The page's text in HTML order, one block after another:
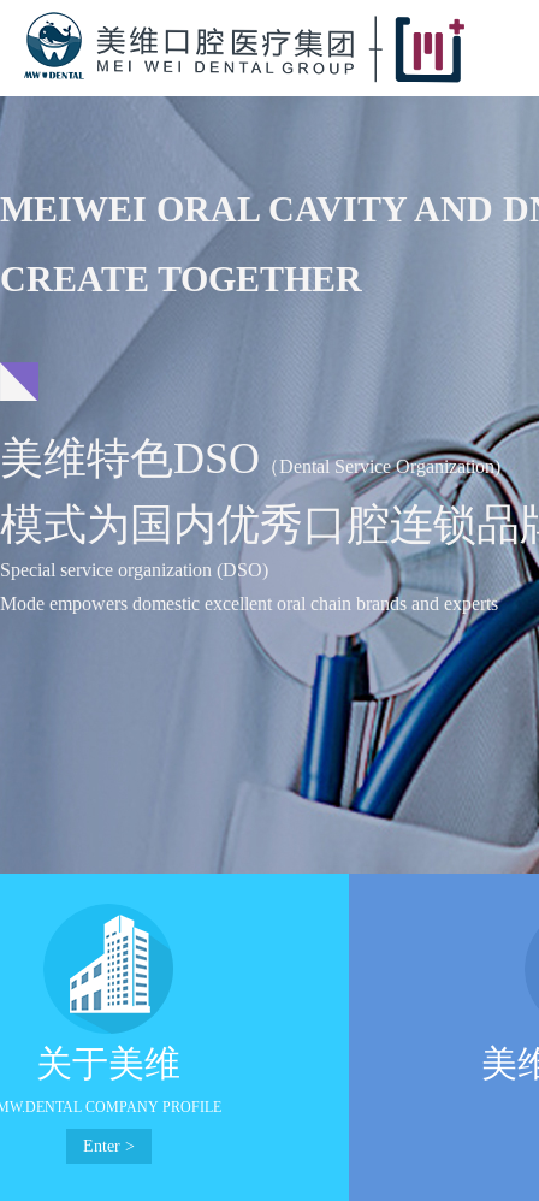
MEIWEI ORAL CAVITY AND
CREATE TOGETHER
美维特色DSO （Dental Service Organization)
模式为国内优秀口腔连锁
Special service organization (DSO)
Mode empowers domestic excellent oral chain brands and experts
关于美维
COMPANY PROFILE
Enter >
美